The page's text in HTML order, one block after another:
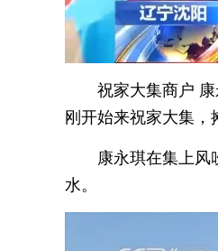
祝家大集商户
刚开始来祝家大集，
康永琪在集上风
水。